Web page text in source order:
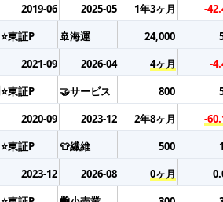
2019-06 2025-05 1年3ヶ月
-
⭐東証P 🚢海運 24,000
2021-09 2026-04 4ヶ月
-
⭐東証P 🤝サービス 800
2020-09 2023-12 2年8ヶ月
-
⭐東証P 👕繊維 500
2023-12 2026-08 0ヶ月